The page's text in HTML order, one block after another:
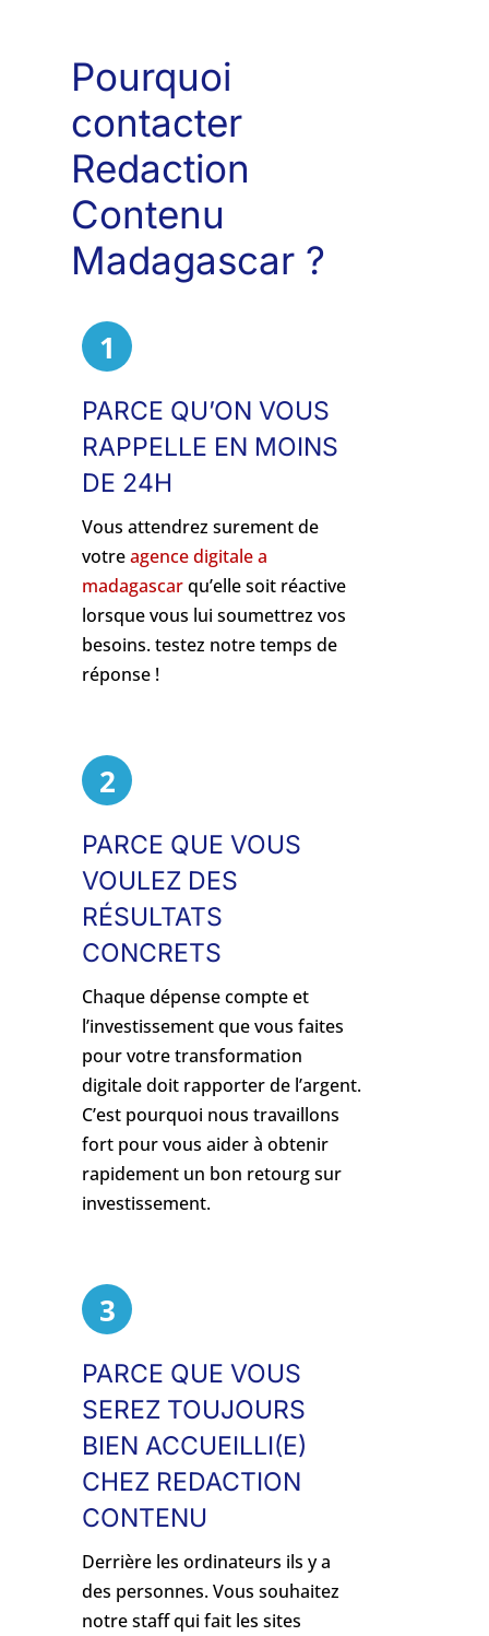
Pourquoi
contacter
Redaction
Contenu
Madagascar ?
1
PARCE QU’ON VOUS
RAPPELLE EN MOINS
DE 24H
Vous attendrez surement de
votreagence digitale a
madagascarqu’elle soit réactive
lorsque vous lui soumettrez vos
besoins. testez notre temps de
réponse !
2
PARCE QUE VOUS
VOULEZ DES
RÉSULTATS
CONCRETS
Chaque dépense compte et
l’investissement que vous faites
pour votre transformation
digitale doit rapporter de l’argent.
C’est pourquoi nous travaillons
fort pour vous aider à obtenir
rapidement un bon retourg sur
investissement.
3
PARCE QUE VOUS
SEREZ TOUJOURS
BIEN ACCUEILLI(E)
CHEZ REDACTION
CONTENU
Derrière les ordinateurs ils y a
des personnes. Vous souhaitez
notre staff qui fait les sites